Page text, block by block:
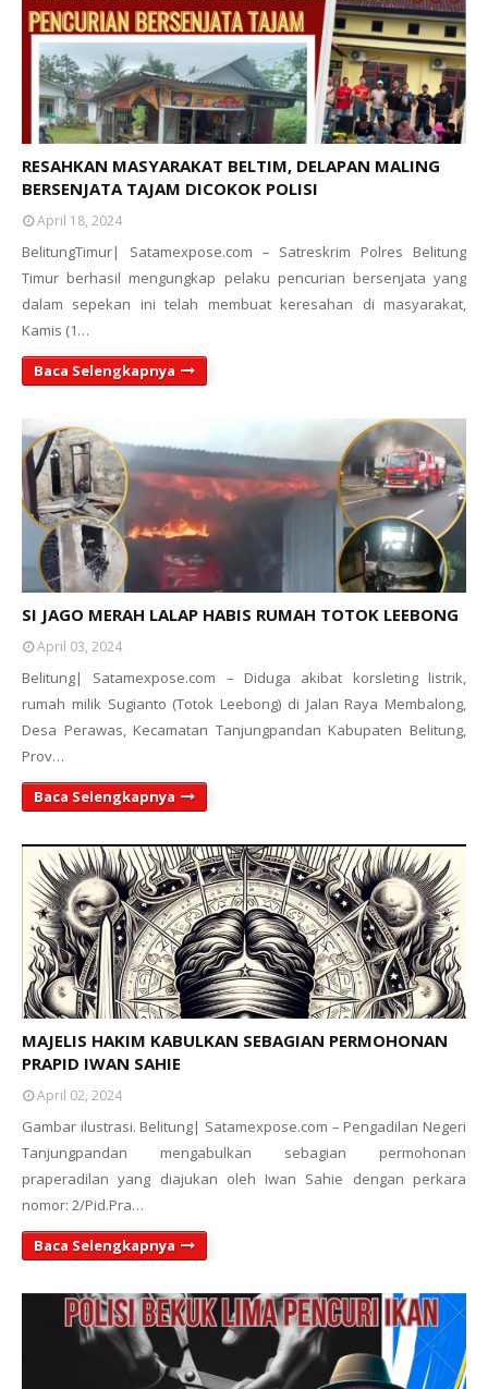
RESAHKAN MASYARAKAT BELTIM, DELAPAN MALING
BERSENJATA TAJAM DICOKOK POLISI
April 18, 2024
BelitungTimur| Satamexpose.com – Satreskrim Polres Belitung
Timur berhasil mengungkap pelaku pencurian bersenjata yang
dalam sepekan ini telah membuat keresahan di masyarakat,
Kamis (1…
Baca Selengkapnya
SI JAGO MERAH LALAP HABIS RUMAH TOTOK LEEBONG
April 03, 2024
Belitung| Satamexpose.com – Diduga akibat korsleting listrik,
rumah milik Sugianto (Totok Leebong) di Jalan Raya Membalong,
Desa Perawas, Kecamatan Tanjungpandan Kabupaten Belitung,
Prov…
Baca Selengkapnya
MAJELIS HAKIM KABULKAN SEBAGIAN PERMOHONAN
PRAPID IWAN SAHIE
April 02, 2024
Gambar ilustrasi. Belitung| Satamexpose.com – Pengadilan Negeri
Tanjungpandan mengabulkan sebagian permohonan
praperadilan yang diajukan oleh Iwan Sahie dengan perkara
nomor: 2/Pid.Pra…
Baca Selengkapnya